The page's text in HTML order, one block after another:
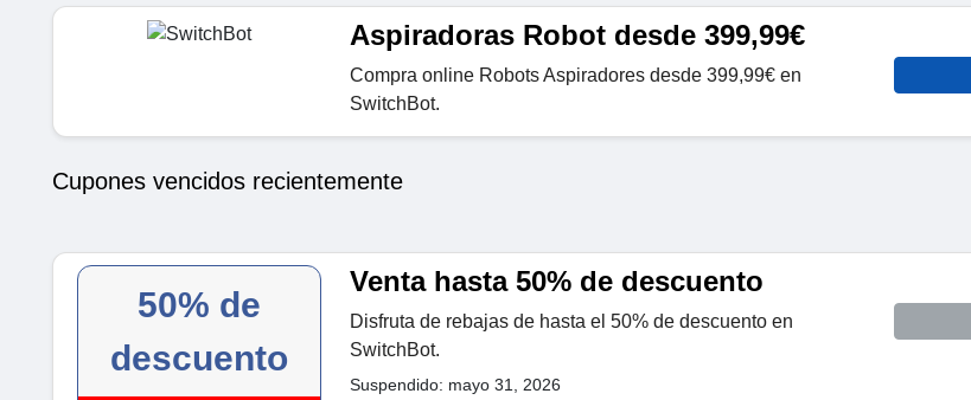
Aspiradoras Robot desde 399,99€
Compra online Robots Aspiradores desde 399,99€ en
SwitchBot.
Cupones vencidos recientemente
50% de
descuento
Venta hasta 50% de descuento
Disfruta de rebajas de hasta el 50% de descuento en
SwitchBot.
Suspendido: mayo 31, 2026